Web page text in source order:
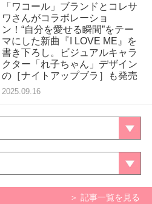
「ワコール」ブランドとコレサ
ワさんがコラボレーショ
ン！“自分を愛せる瞬間”をテー
マにした新曲『I LOVE ME』を
書き下ろし。ビジュアルキャラ
クター「れ子ちゃん」デザイン
の［ナイトアップブラ］も発売
2025.09.16
＞ 記事一覧を見る